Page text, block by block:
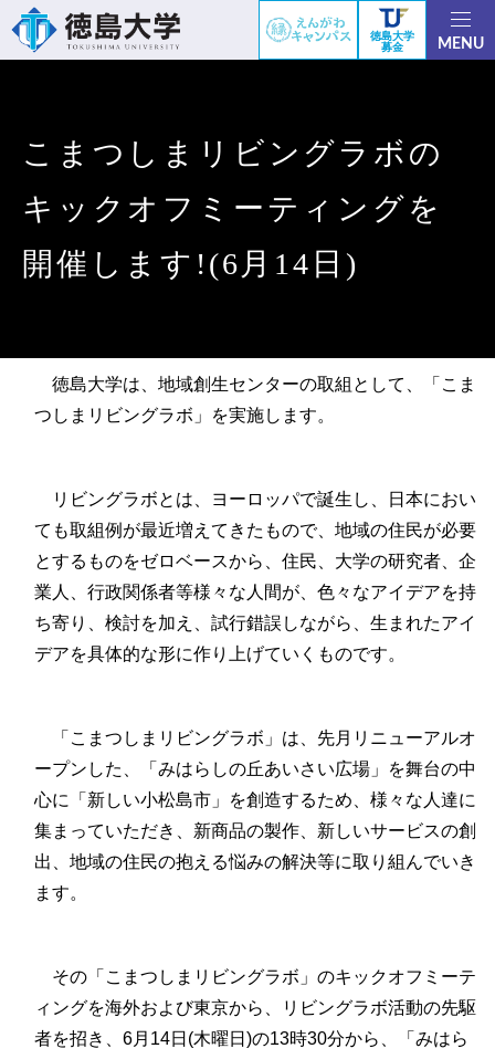
徳島大学
募金
MENU
こまつしまリビングラボの
キックオフミーティングを
開催します!(6月14日)
徳島大学は、地域創生センターの取組として、「こま
つしまリビングラボ」を実施します。
リビングラボとは、ヨーロッパで誕生し、日本におい
ても取組例が最近増えてきたもので、地域の住民が必要
とするものをゼロベースから、住民、大学の研究者、企
業人、行政関係者等様々な人間が、色々なアイデアを持
ち寄り、検討を加え、試行錯誤しながら、生まれたアイ
デアを具体的な形に作り上げていくものです。
「こまつしまリビングラボ」は、先月リニューアルオ
ープンした、「みはらしの丘あいさい広場」を舞台の中
心に「新しい小松島市」を創造するため、様々な人達に
集まっていただき、新商品の製作、新しいサービスの創
出、地域の住民の抱える悩みの解決等に取り組んでいき
ます。
その「こまつしまリビングラボ」のキックオフミーテ
ィングを海外および東京から、リビングラボ活動の先駆
者を招き、6月14日(木曜日)の13時30分から、「みはら